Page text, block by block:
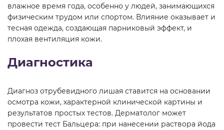
влажное время года, особенно у людей, занимающихся
физическим трудом или спортом. Влияние оказывает и
тесная одежда, создающая парниковый эффект, и
плохая вентиляция кожи.
Диагностика
Диагноз отрубевидного лишая ставится на основании
осмотра кожи, характерной клинической картины и
результатов простых тестов. Дерматолог может
провести тест Бальцера: при нанесении раствора йода